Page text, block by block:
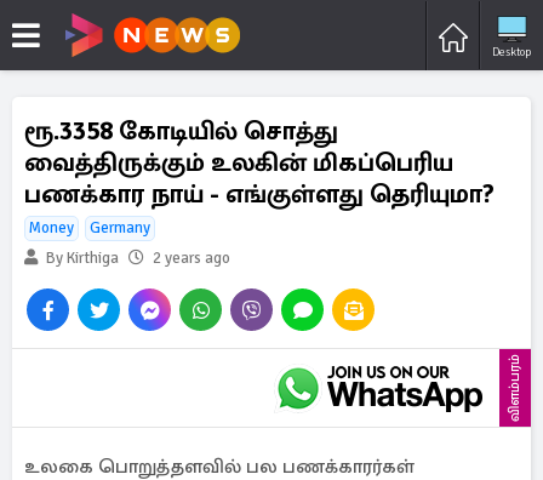
Desktop
ரூ.3358 கோடியில் சொத்து
வைத்திருக்கும் உலகின் மிகப்பெரிய
பணக்கார நாய் - எங்குள்ளது தெரியுமா?
Money
Germany
By Kirthiga
2 years ago
விளம்பரம்
உலகை பொறுத்தளவில் பல பணக்காரர்கள்